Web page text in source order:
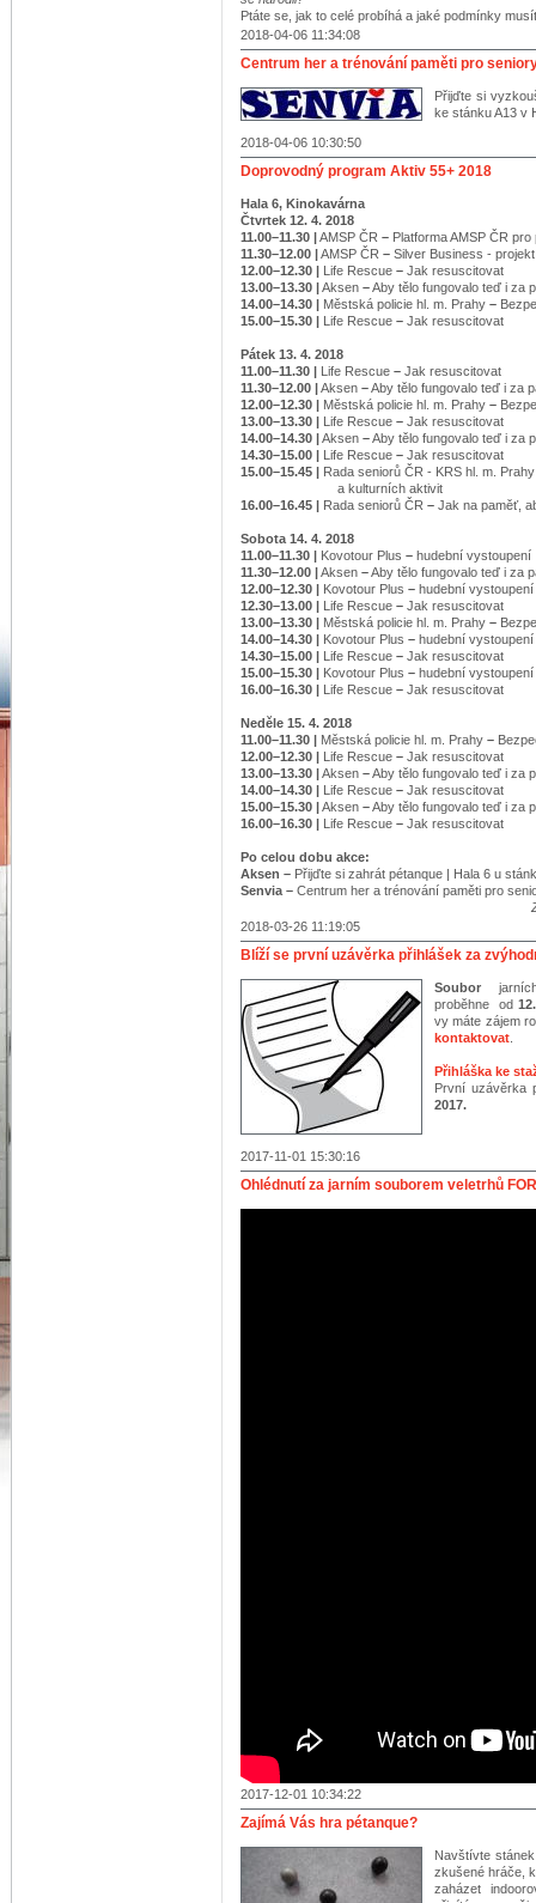
Ptáte se, jak to celé probíhá a jaké podmínky
2018-04-06 11:34:08
Centrum her a trénování paměti pro
Přijďte si
ke stánku A13 v
2018-04-06 10:30:50
Doprovodný program Aktiv 55+ 2018
Hala 6, Kinokavárna
Čtvrtek 12. 4. 2018
11.00–11.30 |AMSP ČR – Platforma AMSP ČR pro
11.30–12.00 |AMSP ČR – Silver Business -
12.00–12.30 | Life Rescue – Jak resuscitovat
13.00–13.30 |Aksen –Aby tělo fungovalo teď i za
14.00–14.30 | Městská policie hl. m. Prahy –
15.00–15.30 | Life Rescue – Jak resuscitovat
Pátek 13. 4. 2018
11.00–11.30 | Life Rescue – Jak resuscitovat
11.30–12.00 |Aksen –Aby tělo fungovalo teď i za
12.00–12.30 | Městská policie hl. m. Prahy –
13.00–13.30 | Life Rescue – Jak resuscitovat
14.00–14.30 |Aksen –Aby tělo fungovalo teď i za
14.30–15.00 | Life Rescue – Jak resuscitovat
15.00–15.45 | Rada seniorů ČR - KRS hl. m.
a kulturních aktivit
16.00–16.45 | Rada seniorů ČR – Jak na paměť,
Sobota 14. 4. 2018
11.00–11.30 | Kovotour Plus – hudební vystoupení
11.30–12.00 |Aksen –Aby tělo fungovalo teď i za
12.00–12.30 | Kovotour Plus – hudební vystoupení
12.30–13.00 | Life Rescue – Jak resuscitovat
13.00–13.30 | Městská policie hl. m. Prahy –
14.00–14.30 | Kovotour Plus – hudební vystoupení
14.30–15.00 | Life Rescue – Jak resuscitovat
15.00–15.30 | Kovotour Plus – hudební vystoupení
16.00–16.30 | Life Rescue – Jak resuscitovat
Neděle 15. 4. 2018
11.00–11.30 | Městská policie hl. m. Prahy –
12.00–12.30 | Life Rescue – Jak resuscitovat
13.00–13.30 |Aksen –Aby tělo fungovalo teď i za
14.00–14.30 | Life Rescue – Jak resuscitovat
15.00–15.30 |Aksen –Aby tělo fungovalo teď i za
16.00–16.30 | Life Rescue – Jak resuscitovat
Po celou dobu akce:
Aksen – Přijďte si zahrát pétanque | Hala 6 u
Senvia – Centrum her a trénování paměti pro
2018-03-26 11:19:05
Blíží se první uzávěrka přihlášek za
Soubor
proběhne od
vy máte zájem
kontaktovat
Přihláška ke
První uzávěrka
2017.
2017-11-01 15:30:16
Ohlédnutí za jarním souborem veletrhů
2017-12-01 10:34:22
Zajímá Vás hra pétanque?
Navštívte
zkušené hráče,
zaházet